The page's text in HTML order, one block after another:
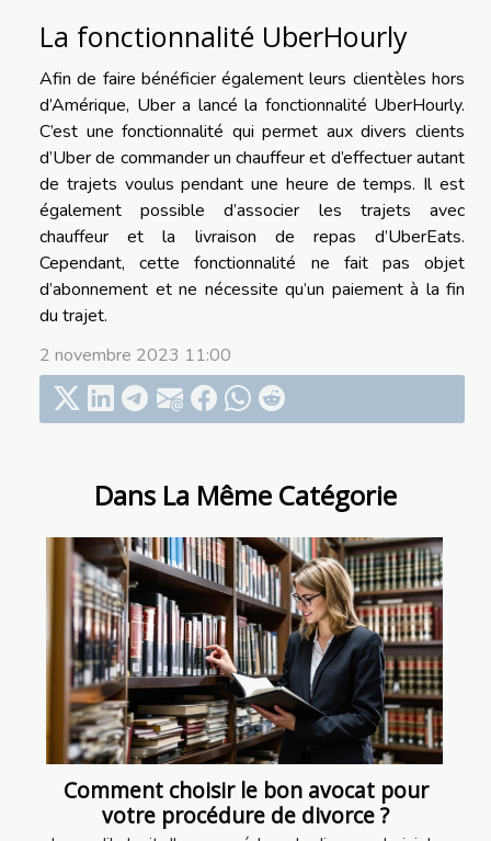
Dans La Même Catégorie
Comment choisir le bon avocat pour
votre procédure de divorce ?
La fonctionnalité UberHourly
Afin de faire bénéficier également leurs clientèles hors
d’Amérique, Uber a lancé la fonctionnalité UberHourly.
C’est une fonctionnalité qui permet aux divers clients
d’Uber de commander un chauffeur et d’effectuer autant
de trajets voulus pendant une heure de temps. Il est
également possible d’associer les trajets avec
chauffeur et la livraison de repas d’UberEats.
Cependant, cette fonctionnalité ne fait pas objet
d’abonnement et ne nécessite qu’un paiement à la fin
du trajet.
2 novembre 2023 11:00